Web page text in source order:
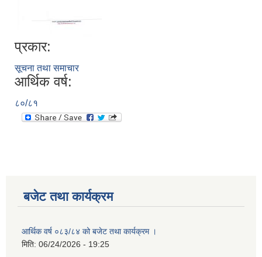
प्रकार:
सूचना तथा समाचार
आर्थिक वर्ष:
८०/८१
बजेट तथा कार्यक्रम
आर्थिक वर्ष ०८३/८४ को बजेट तथा कार्यक्रम ।
मिति: 06/24/2026 - 19:25